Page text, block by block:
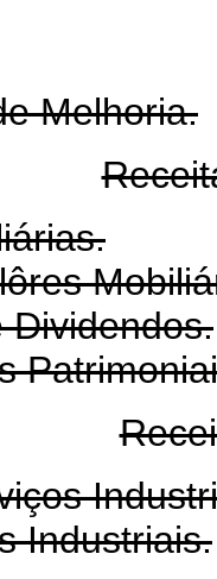
Melhoria.
Dividendos.
Industriais.